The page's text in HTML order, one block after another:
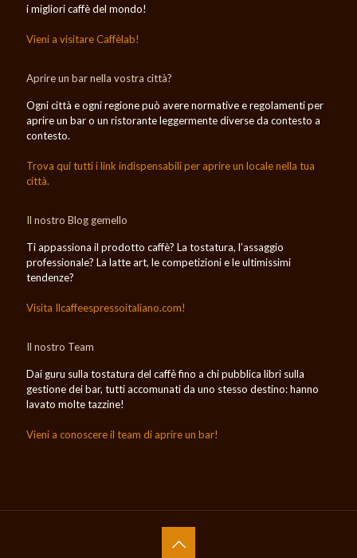
i migliori caffè del mondo!
Vieni a visitare Caffèlab!
Aprire un bar nella vostra città?
Ogni città e ogni regione può avere normative e regolamenti per
aprire un bar o un ristorante leggermente diverse da contesto a
contesto.
Trova qui tutti i link indispensabili per aprire un locale nella tua
città.
Il nostro Blog gemello
Ti appassiona il prodotto caffè? La tostatura, l’assaggio
professionale? La latte art, le competizioni e le ultimissimi
tendenze?
Visita Ilcaffeespressoitaliano.com!
Il nostro Team
Dai guru sulla tostatura del caffè fino a chi pubblica libri sulla
gestione dei bar, tutti accomunati da uno stesso destino: hanno
lavato molte tazzine!
Vieni a conoscere il team di aprire un bar!